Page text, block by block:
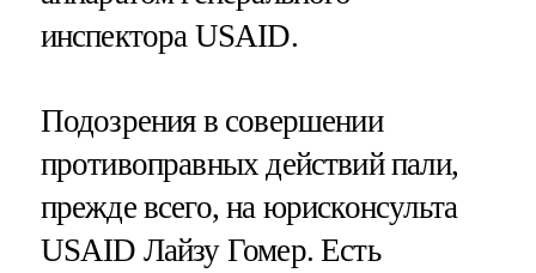
инспектора USAID.
Подозрения в совершении
противоправных действий пали,
прежде всего, на юрисконсульта
USAID Лайзу Гомер. Есть